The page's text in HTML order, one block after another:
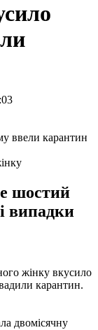
шостий
випадки
жінку вкусило
карантин.
двомісячну